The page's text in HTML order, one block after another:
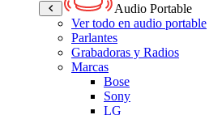
Audio Portable
Ver todo en audio portable
Parlantes
Grabadoras y Radios
Marcas
Bose
Sony
LG